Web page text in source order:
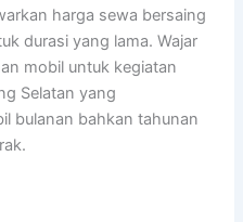
harga sewa bersaing
durasi yang lama. Wajar
mobil untuk kegiatan
Selatan yang
bulanan bahkan tahunan